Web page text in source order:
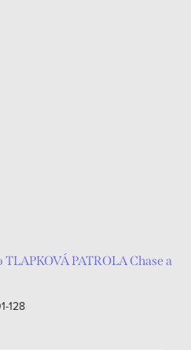
PATROLA Chase a
128